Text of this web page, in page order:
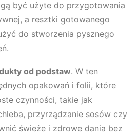
być użyte do przygotowania
a resztki gotowanego
do stworzenia pysznego
od podstaw. W ten
opakowań i folii, które
czynności, takie jak
przyrządzanie sosów czy
świeże i zdrowe dania bez